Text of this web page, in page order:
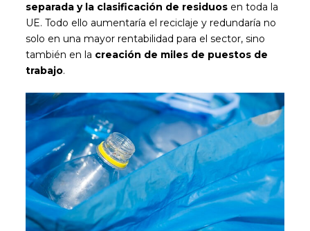
separada y la clasificación de residuos en toda la
UE. Todo ello aumentaría el reciclaje y redundaría no
solo en una mayor rentabilidad para el sector, sino
también en la creación de miles de puestos de
trabajo.